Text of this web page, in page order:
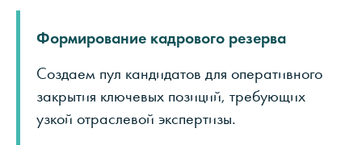
Формирование кадрового резерва
Создаем пул кандидатов для оперативного
закрытия ключевых позиций, требующих
узкой отраслевой экспертизы.